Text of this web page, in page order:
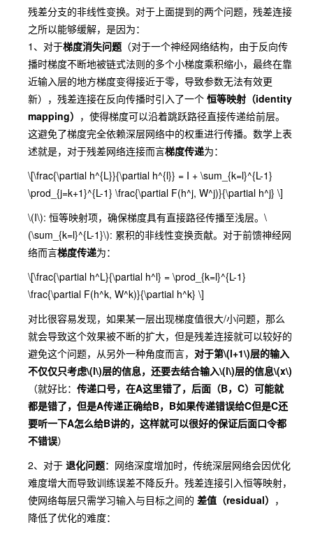
残差分支的非线性变换。对于上面提到的两个问题，残差连接
之所以能够缓解，是因为：
1、对于梯度消失问题 （对于一个神经网络结构，由于反向传
播时梯度不断地被链式法则的多个小梯度乘积缩小，最终在靠
近输入层的地方梯度变得接近于零，导致参数无法有效更
新），残差连接在反向传播时引入了一个 恒等映射（identity
mapping） ，使得梯度可以沿着跳跃路径直接传递给前层。
这避免了梯度完全依赖深层网络中的权重进行传播。数学上表
述就是，对于残差网络连接而言梯度传递为：
\[\frac{\partial h^{L}}{\partial h^{l}} = I + \sum_{k=l}^{L-1}
\prod_{j=k+1}^{L-1} \frac{\partial F(h^j, W^j)}{\partial h^j} \]
\(I\): 恒等映射项，确保梯度具有直接路径传播至浅层。 \
(\sum_{k=l}^{L-1}\): 累积的非线性变换贡献。对于前馈神经网
络而言梯度传递为：
\[\frac{\partial h^L}{\partial h^l} = \prod_{k=l}^{L-1}
\frac{\partial F(h^k, W^k)}{\partial h^k} \]
对比很容易发现，如果某一层出现梯度值很大/小问题，那么
就会导致这个效果被不断的扩大，但是残差连接就可以较好的
避免这个问题，从另外一种角度而言， 对于第\(l+1\)层的输入
不仅仅只考虑\(l\)层的信息，还要去结合输入\(l\)层的信息\(x\)
（就好比： 传递口号，在A这里错了，后面（B，C）可能就
都是错了，但是A传递正确给B，B如果传递错误给C但是C还
要听一下A怎么给B讲的，这样就可以很好的保证后面口令都
不错误）
2、对于 退化问题：网络深度增加时，传统深层网络会因优化
难度增大而导致训练误差不降反升。残差连接引入恒等映射，
使网络每层只需学习输入与目标之间的 差值（residual） ，
降低了优化的难度：